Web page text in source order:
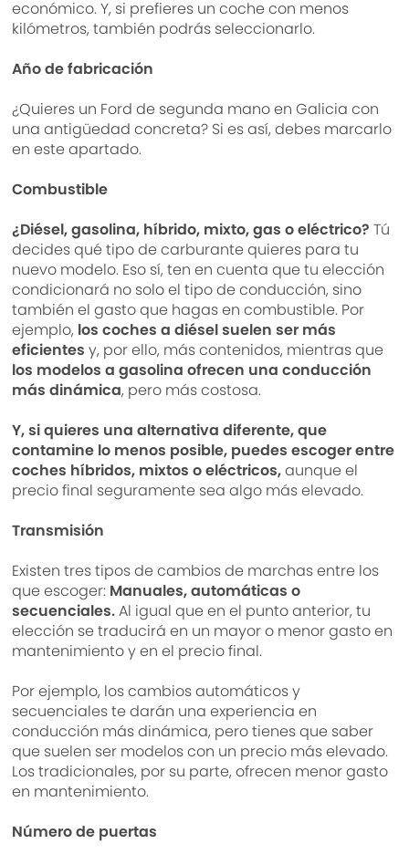
económico. Y, si prefieres un coche con menos
kilómetros, también podrás seleccionarlo.
Año de fabricación
¿Quieres un Ford de segunda mano en Galicia con
una antigüedad concreta? Si es así, debes marcarlo
en este apartado.
Combustible
¿Diésel, gasolina, híbrido, mixto, gas o eléctrico? Tú
decides qué tipo de carburante quieres para tu
nuevo modelo. Eso sí, ten en cuenta que tu elección
condicionará no solo el tipo de conducción, sino
también el gasto que hagas en combustible. Por
ejemplo, los coches a diésel suelen ser más
eficientes y, por ello, más contenidos, mientras que
los modelos a gasolina ofrecen una conducción
más dinámica, pero más costosa.
Y, si quieres una alternativa diferente, que
contamine lo menos posible, puedes escoger entre
coches híbridos, mixtos o eléctricos,aunque el
precio final seguramente sea algo más elevado.
Transmisión
Existen tres tipos de cambios de marchas entre los
que escoger: Manuales, automáticas o
secuenciales.Al igual que en el punto anterior, tu
elección se traducirá en un mayor o menor gasto en
mantenimiento y en el precio final.
Por ejemplo, los cambios automáticos y
secuenciales te darán una experiencia en
conducción más dinámica, pero tienes que saber
que suelen ser modelos con un precio más elevado.
Los tradicionales, por su parte, ofrecen menor gasto
en mantenimiento.
Número de puertas